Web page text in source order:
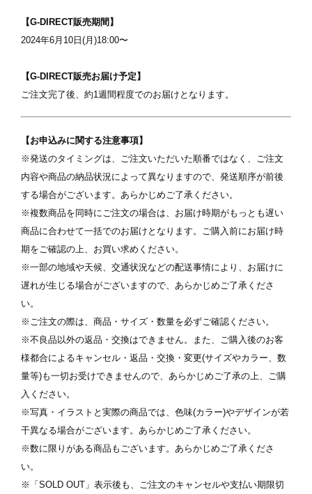
【G-DIRECT販売期間】
2024年6月10日(月)18:00〜
【G-DIRECT販売お届け予定】​
​ご注文完了後、約1週間程度でのお届けとなります。
【お申込みに関する注意事項】
※発送のタイミングは、ご注文いただいた順番ではなく、ご注文
内容や商品の納品状況によって異なりますので、発送順序が前後
する場合がございます。あらかじめご了承ください。
※複数商品を同時にご注文の場合は、お届け時期がもっとも遅い
商品に合わせて一括でのお届けとなります。ご購入前にお届け時
期をご確認の上、お買い求めください。
※一部の地域や天候、交通状況などの配送事情により、お届けに
遅れが生じる場合がございますので、あらかじめご了承くださ
い。
※ご注文の際は、商品・サイズ・数量を必ずご確認ください。
※不良品以外の返品・交換はできません。また、ご購入後のお客
様都合によるキャンセル・返品・交換・変更(サイズやカラー、数
量等)も一切お受けできませんので、あらかじめご了承の上、ご購
入ください。
※写真・イラストと実際の商品では、色味(カラー)やデザインが若
干異なる場合がございます。あらかじめご了承ください。
※数に限りがある商品もございます。あらかじめご了承くださ
い。
※「SOLD OUT」表示後も、ご注文のキャンセルや支払い期限切
写真を選択
※ 写真は配置後も変更できます